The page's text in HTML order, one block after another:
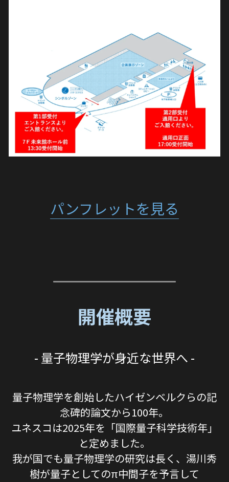
パンフレットを見る
開催概要
- 量⼦物理学が身近な世界へ -
量⼦物理学を創始したハイゼンベルクらの記
念碑的論⽂から100年。
ユネスコは2025年を「国際量⼦科学技術年」
と定めました。
我が国でも量⼦物理学の研究は⻑く、湯川秀
樹が量⼦としてのπ中間⼦を予⾔して